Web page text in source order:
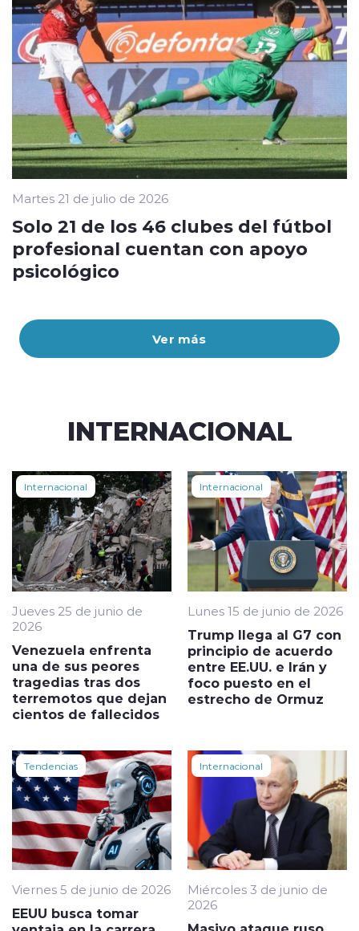
Ver más
Martes 21 de julio de 2026
Solo 21 de los 46 clubes del fútbol
profesional cuentan con apoyo
psicológico
INTERNACIONAL
Internacional
Jueves 25 de junio de
2026
Venezuela enfrenta
una de sus peores
tragedias tras dos
terremotos que dejan
cientos de fallecidos
Internacional
Lunes 15 de junio de 2026
Trump llega al G7 con
principio de acuerdo
entre EE.UU. e Irán y
foco puesto en el
estrecho de Ormuz
Tendencias
Viernes 5 de junio de 2026
EEUU busca tomar
Internacional
Miércoles 3 de junio de
2026